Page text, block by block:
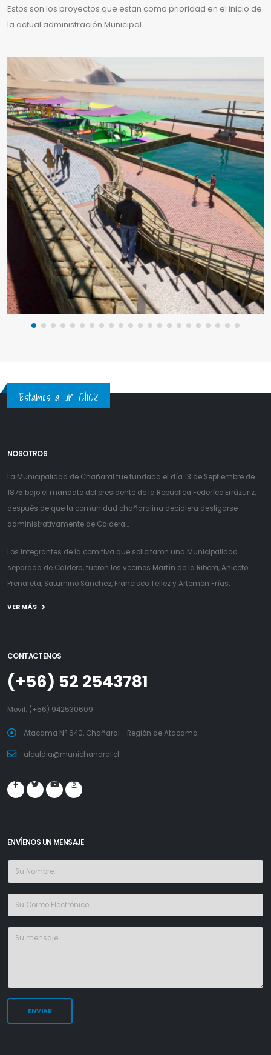
Estos son los proyectos que estan como prioridad en el inicio de
la actual administración Municipal.
Estamos a un Click
NOSOTROS
La Municipalidad de Chañaral fue fundada el día 13 de Septiembre de
1875 bajo el mandato del presidente de la República Federíco Errázuriz,
después de que la comunidad chañaralina decidiera desligarse
administrativamente de Caldera...
Los integrantes de la comitiva que solicitaron una Municipalidad
separada de Caldera, fueron los vecinos Martín de la Ribera, Aniceto
Prenafeta, Saturnino Sánchez, Francisco Tellez y Artemón Frías.
VER MÁS
CONTACTENOS
(+56) 52 2543781
Movil: (+56) 942530609
Atacama N° 640, Chañaral - Región de Atacama
alcaldia@munichanaral.cl
ENVÍENOS UN MENSAJE